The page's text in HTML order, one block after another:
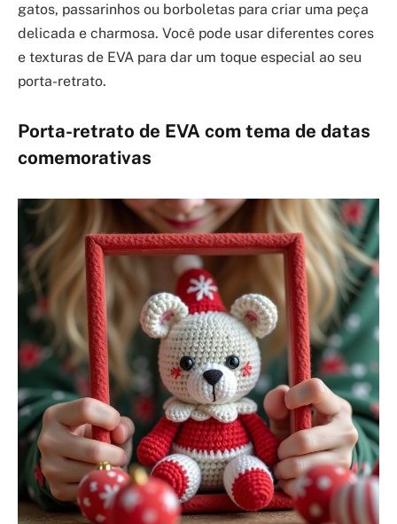
gatos, passarinhos ou borboletas para criar uma peça
delicada e charmosa. Você pode usar diferentes cores
e texturas de EVA para dar um toque especial ao seu
porta-retrato.
Porta-retrato de EVA com tema de datas
comemorativas